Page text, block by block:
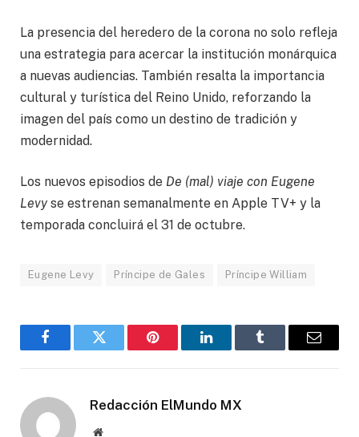
La presencia del heredero de la corona no solo refleja
una estrategia para acercar la institución monárquica
a nuevas audiencias. También resalta la importancia
cultural y turística del Reino Unido, reforzando la
imagen del país como un destino de tradición y
modernidad.
Los nuevos episodios de De (mal) viaje con Eugene
Levyse estrenan semanalmente en Apple TV+ y la
temporada concluirá el 31 de octubre.
Eugene Levy Príncipe de Gales Príncipe William
FacebookGorjeo Pinterest LinkedInTumblr
Correo
Redacción ElMundo MX
Sitio